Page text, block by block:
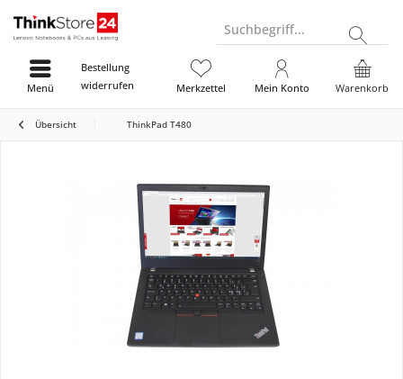
Suchbegriff...
Bestellung
widerrufen
Warenkorb
Merkzettel Mein Konto
Menü
Übersicht ThinkPad T480